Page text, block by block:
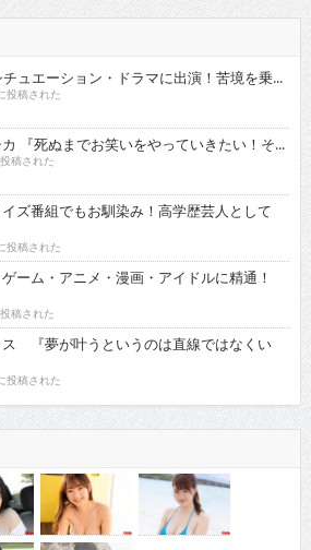
ュエーション・ドラマに出演！苦境を乗...
稿された
『死ぬまでお笑いをやっていきたい！そ...
稿された
ズ番組でもお馴染み！高学歴芸人として
稿された
ーム・アニメ・漫画・アイドルに精通！
稿された
『夢が叶うというのは直線ではなくい
稿された